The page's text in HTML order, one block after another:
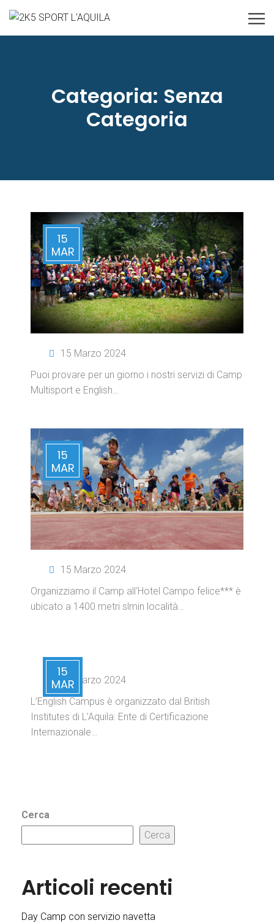
Categoria: Senza
Categoria
15
MAR
15 Marzo 2024
Puoi provare per un giorno i nostri servizi di Camp
Multisport e English…
15
MAR
15 Marzo 2024
Organizziamo il Camp all‘Hotel Campo felice*** è
ubicato a 1400 metri slmin località…
15
MAR15 Marzo 2024
L’English Campus è organizzato dal British
Institutes di L’Aquila: Ente di Certificazione
Internazionale…
Cerca
Cerca
Articoli recenti
Day Camp con servizio navetta